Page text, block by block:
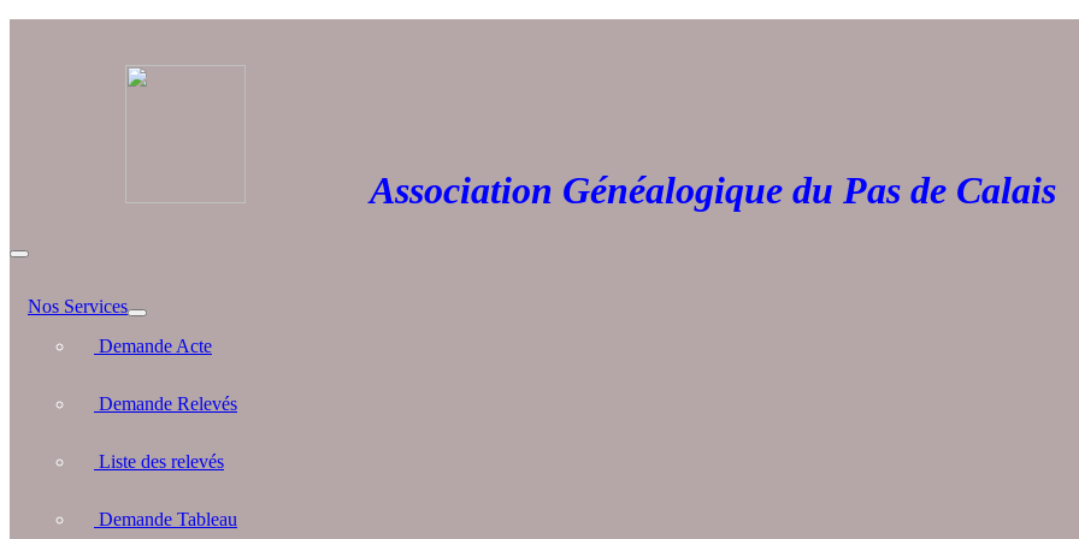
Association Généalogique du Pas de
Nos Services
Demande Acte
Demande Relevés
Liste des relevés
Demande Tableau